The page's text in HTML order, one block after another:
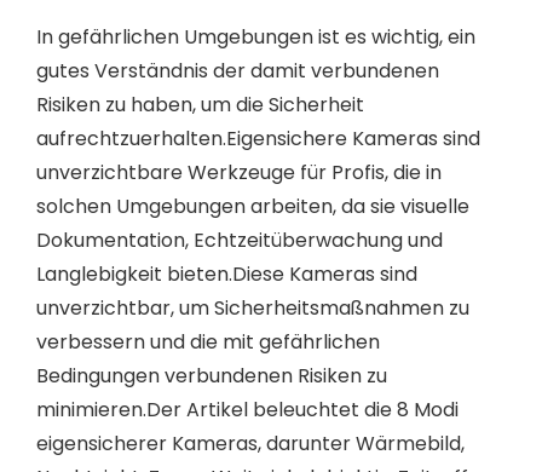
In gefährlichen Umgebungen ist es wichtig, ein
gutes Verständnis der damit verbundenen
Risiken zu haben, um die Sicherheit
aufrechtzuerhalten.Eigensichere Kameras sind
unverzichtbare Werkzeuge für Profis, die in
solchen Umgebungen arbeiten, da sie visuelle
Dokumentation, Echtzeitüberwachung und
Langlebigkeit bieten.Diese Kameras sind
unverzichtbar, um Sicherheitsmaßnahmen zu
verbessern und die mit gefährlichen
Bedingungen verbundenen Risiken zu
minimieren.Der Artikel beleuchtet die 8 Modi
eigensicherer Kameras, darunter Wärmebild,